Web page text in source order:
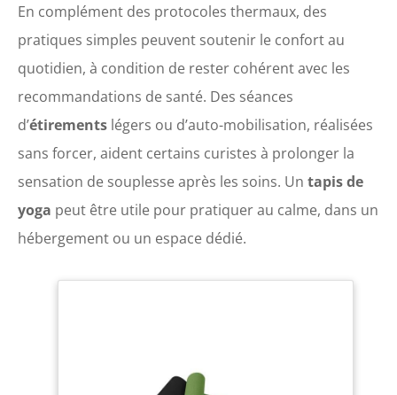
En complément des protocoles thermaux, des
pratiques simples peuvent soutenir le confort au
quotidien, à condition de rester cohérent avec les
recommandations de santé. Des séances
d’étirements légers ou d’auto-mobilisation, réalisées
sans forcer, aident certains curistes à prolonger la
sensation de souplesse après les soins. Un tapis de
yoga peut être utile pour pratiquer au calme, dans un
hébergement ou un espace dédié.